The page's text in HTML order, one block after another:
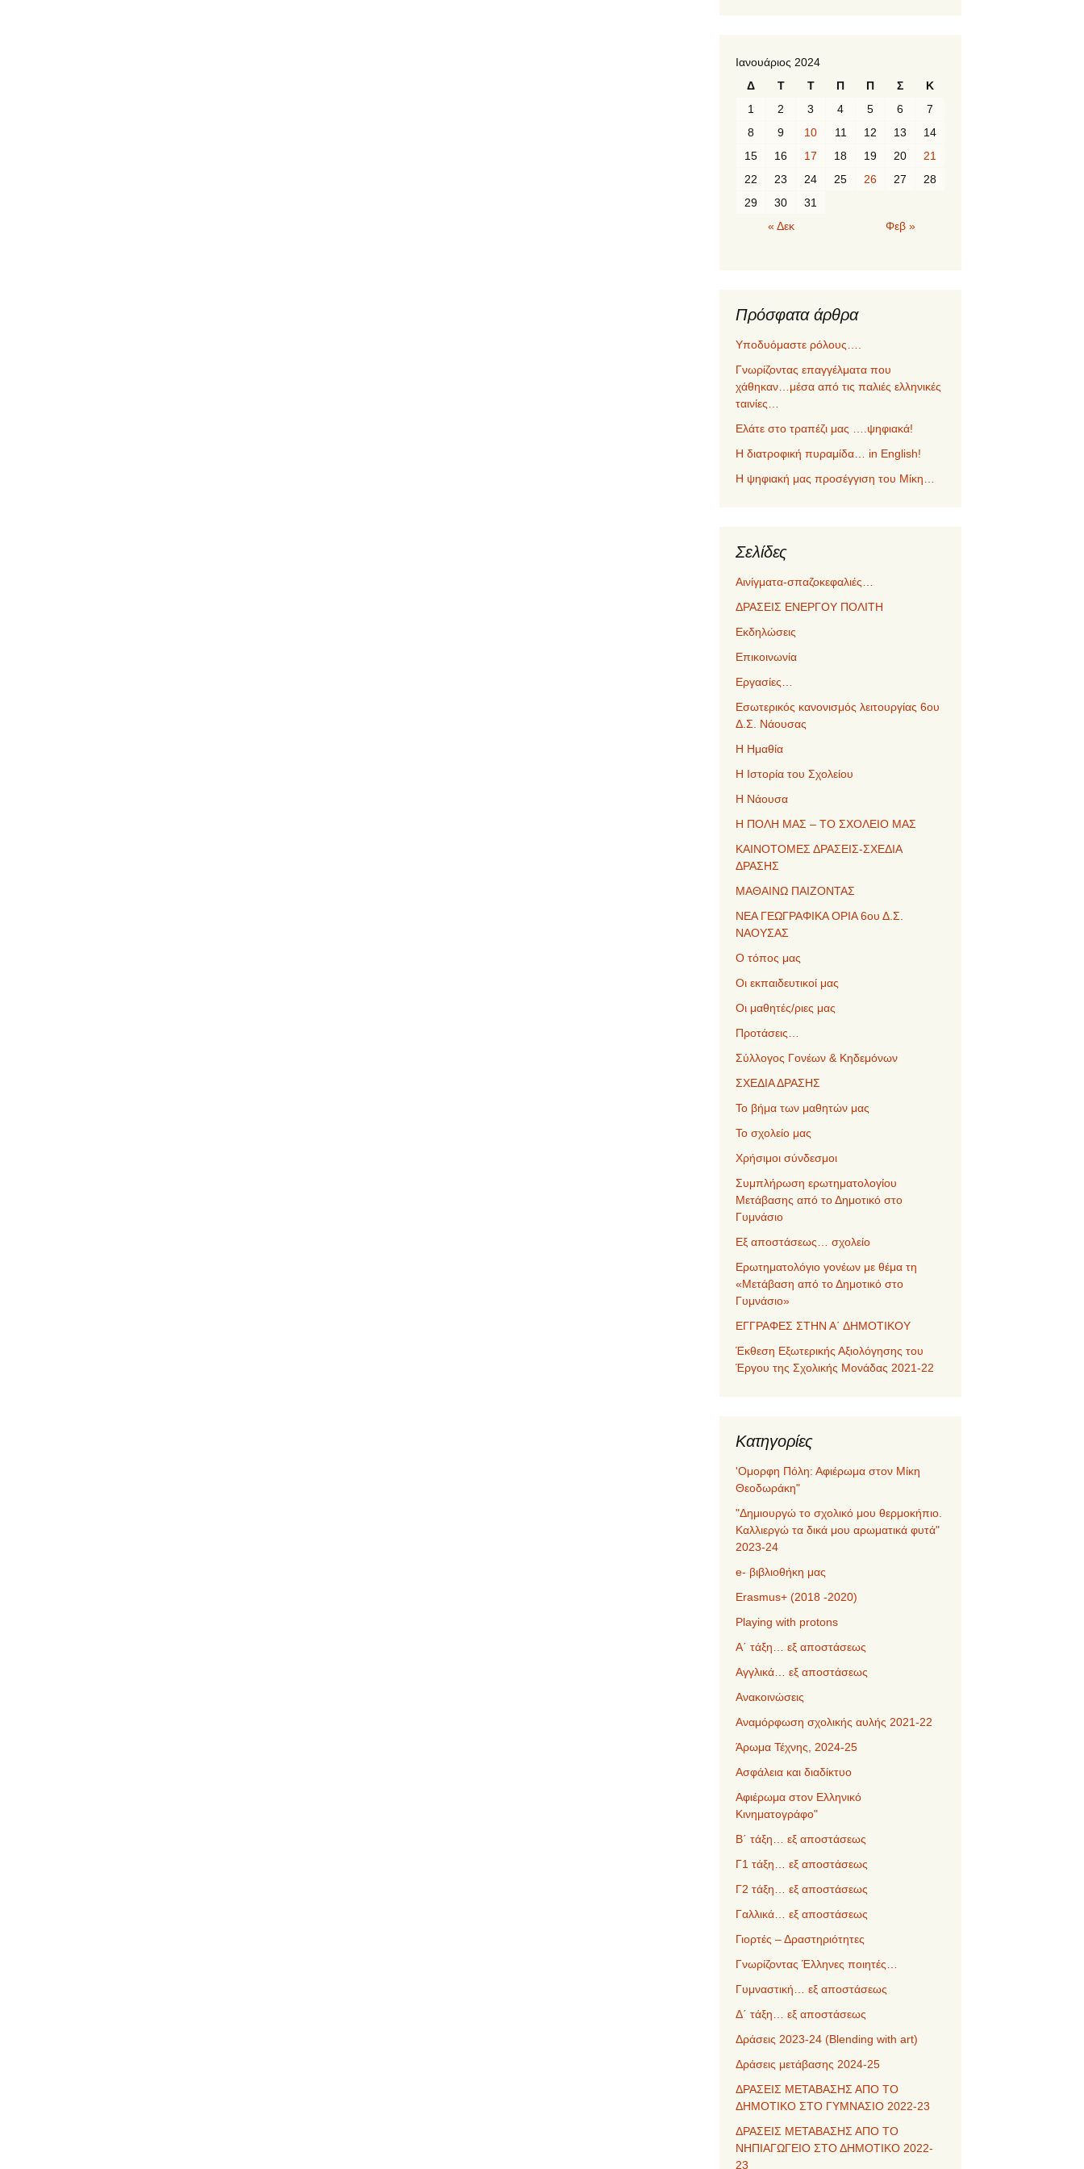
Ιανουάριος 2024
Δ
Τ Τ Π Π Σ Κ
« Δεκ Φεβ »
1 2 3 4 5 6
7
8
9 10 11 12 13
14
15
16 17 18 19 20
21
22
23 24 25 26 27
28
29
30 31
Πρόσφατα άρθρα
Υποδυόμαστε ρόλους….
Γνωρίζοντας επαγγέλματα που
χάθηκαν…μέσα από τις παλιές ελληνικές
ταινίες…
Ελάτε στο τραπέζι μας ….ψηφιακά!
Η διατροφική πυραμίδα… in English!
Η ψηφιακή μας προσέγγιση του Μίκη…
Σελίδες
Αινίγματα-σπαζοκεφαλιές…
ΔΡΑΣΕΙΣ ΕΝΕΡΓΟΥ ΠΟΛΙΤΗ
Εκδηλώσεις
Επικοινωνία
Εργασίες…
Εσωτερικός κανονισμός λειτουργίας 6ου
Δ.Σ. Νάουσας
Η Ημαθία
Η Ιστορία του Σχολείου
Η Νάουσα
Η ΠΟΛΗ ΜΑΣ – ΤΟ ΣΧΟΛΕΙΟ ΜΑΣ
ΚΑΙΝΟΤΟΜΕΣ ΔΡΑΣΕΙΣ-ΣΧΕΔΙΑ
ΔΡΑΣΗΣ
ΜΑΘΑΙΝΩ ΠΑΙΖΟΝΤΑΣ
ΝΕΑ ΓΕΩΓΡΑΦΙΚΑ ΟΡΙΑ 6ου Δ.Σ.
ΝΑΟΥΣΑΣ
Ο τόπος μας
Οι εκπαιδευτικοί μας
Οι μαθητές/ριες μας
Προτάσεις…
Σύλλογος Γονέων & Κηδεμόνων
ΣΧΕΔΙΑ ΔΡΑΣΗΣ
Το βήμα των μαθητών μας
Το σχολείο μας
Χρήσιμοι σύνδεσμοι
Συμπλήρωση ερωτηματολογίου
Μετάβασης από το Δημοτικό στο
Γυμνάσιο
Εξ αποστάσεως… σχολείο
Ερωτηματολόγιο γονέων με θέμα τη
«Μετάβαση από το Δημοτικό στο
Γυμνάσιο»
ΕΓΓΡΑΦΕΣ ΣΤΗΝ Α΄ ΔΗΜΟΤΙΚΟΥ
Έκθεση Εξωτερικής Αξιολόγησης του
Έργου της Σχολικής Μονάδας 2021-22
Kατηγορίες
'Ομορφη Πόλη: Αφιέρωμα στον Μίκη
Θεοδωράκη"
"Δημιουργώ το σχολικό μου θερμοκήπιο.
Καλλιεργώ τα δικά μου αρωματικά φυτά"
2023-24
e- βιβλιοθήκη μας
Erasmus+ (2018 -2020)
Playing with protons
Α΄ τάξη… εξ αποστάσεως
Αγγλικά… εξ αποστάσεως
Ανακοινώσεις
Αναμόρφωση σχολικής αυλής 2021-22
Άρωμα Τέχνης, 2024-25
Ασφάλεια και διαδίκτυο
Αφιέρωμα στον Ελληνικό
Κινηματογράφο"
Β΄ τάξη… εξ αποστάσεως
Γ1 τάξη… εξ αποστάσεως
Γ2 τάξη… εξ αποστάσεως
Γαλλικά… εξ αποστάσεως
Γιορτές – Δραστηριότητες
Γνωρίζοντας Έλληνες ποιητές…
Γυμναστική… εξ αποστάσεως
Δ΄ τάξη… εξ αποστάσεως
Δράσεις 2023-24 (Blending with art)
Δράσεις μετάβασης 2024-25
ΔΡΑΣΕΙΣ ΜΕΤΑΒΑΣΗΣ ΑΠΟ ΤΟ
ΔΗΜΟΤΙΚΟ ΣΤΟ ΓΥΜΝΑΣΙΟ 2022-23
ΔΡΑΣΕΙΣ ΜΕΤΑΒΑΣΗΣ ΑΠΟ ΤΟ
ΝΗΠΙΑΓΩΓΕΙΟ ΣΤΟ ΔΗΜΟΤΙΚΟ 2022-
23